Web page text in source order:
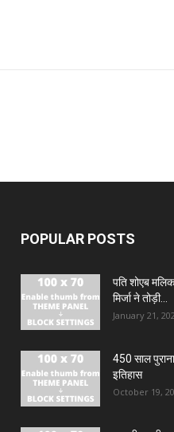
POPULAR POSTS
पति शोएब
मिर्जा ने तोड़ी...
January 21,
450 साल
इतिहास
October 19,